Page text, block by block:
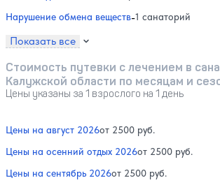
Нарушение обмена веществ-1 санаторий
Показать все
Стоимость путевки с лечением в
Калужской области по месяцам и
Цены указаны за 1 взрослого на 1 день
Цены на август 2026от 2500 руб.
Цены на осенний отдых 2026от 2500 руб.
Цены на сентябрь 2026от 2500 руб.